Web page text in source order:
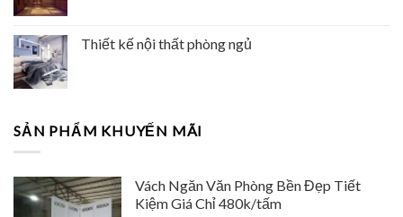
Thiết kế nội thất phòng ngủ
SẢN PHẨM KHUYẾN MÃI
Vách Ngăn Văn Phòng Bền Đẹp Tiết
Kiệm Giá Chỉ 480k/tấm